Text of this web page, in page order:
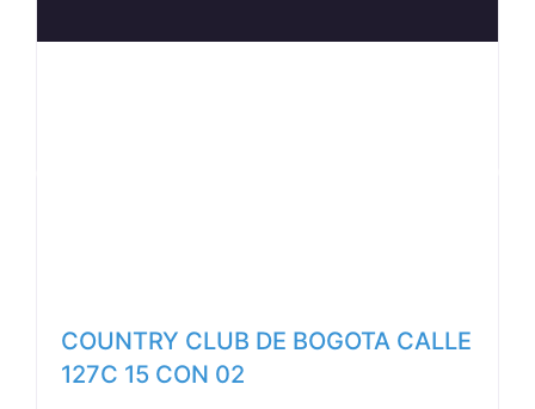
COUNTRY CLUB DE BOGOTA CALLE
127C 15 CON 02